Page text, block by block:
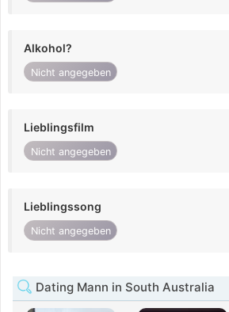
Alkohol?
Nicht angegeben
Lieblingsfilm
Nicht angegeben
Lieblingssong
Nicht angegeben
Dating Mann in South Australia